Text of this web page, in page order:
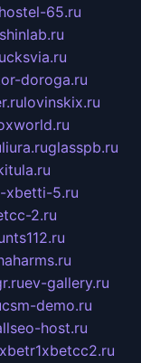
hostel-65.ru
doroga.ru
lovinskix.ru
liura.ruglasspb.ru
xbetti-5.ru
2.ru
ev-gallery.ru
csm-demo.ru
host.ru